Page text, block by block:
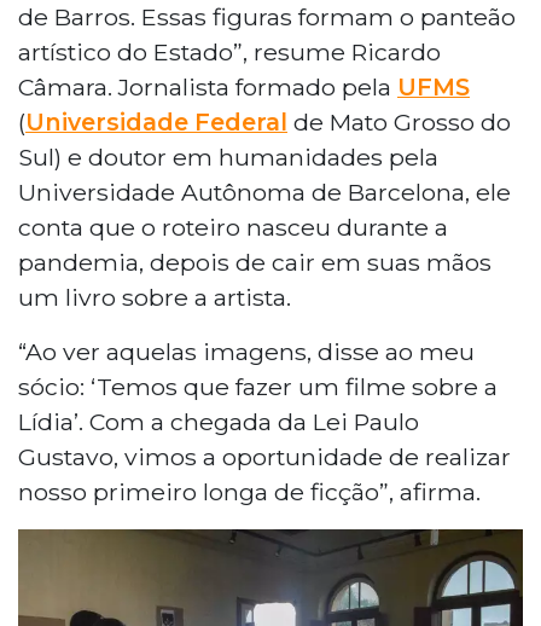
de Barros. Essas figuras formam o panteão
artístico do Estado”, resume Ricardo
Câmara. Jornalista formado pela UFMS
(Universidade Federal de Mato Grosso do
Sul) e doutor em humanidades pela
Universidade Autônoma de Barcelona, ele
conta que o roteiro nasceu durante a
pandemia, depois de cair em suas mãos
um livro sobre a artista.
“Ao ver aquelas imagens, disse ao meu
sócio: ‘Temos que fazer um filme sobre a
Lídia’. Com a chegada da Lei Paulo
Gustavo, vimos a oportunidade de realizar
nosso primeiro longa de ficção”, afirma.